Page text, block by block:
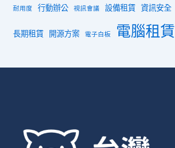
耐用度 行動辦公 視訊會議 設備租賃 資訊安全
長期租賃 開源方案 電子白板 電腦租賃